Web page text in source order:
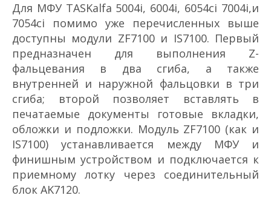
Для МФУ TASKalfa 5004i, 6004i, 6054ci 7004i,и
7054ci помимо уже перечисленных выше
доступны модули ZF­7100 и IS­7100. Первый
предназначен для выполнения Z­
фальцевания в два сгиба, а также
внутренней и наружной фальцовки в три
сгиба; второй позволяет вставлять в
печатаемые документы готовые вкладки,
обложки и подложки. Модуль ZF­7100 (как и
IS­7100) устанавливается между МФУ и
финишным устройством и подключается к
приемному лотку через соединительный
блок AK­7120.